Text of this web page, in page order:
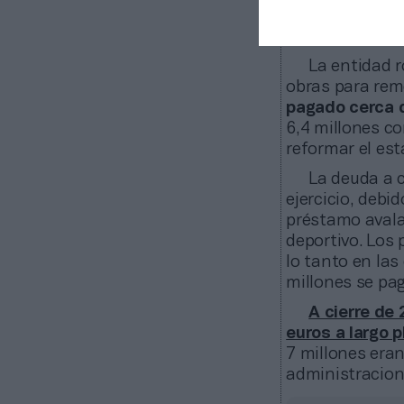
en que se
La entidad
obras para
pagado cerca
6,4 millones
reformar el
La deuda a
ejercicio,
préstamo
deportivo. Los
lo tanto en
millones se
A cierre de
euros a largo
7 millones